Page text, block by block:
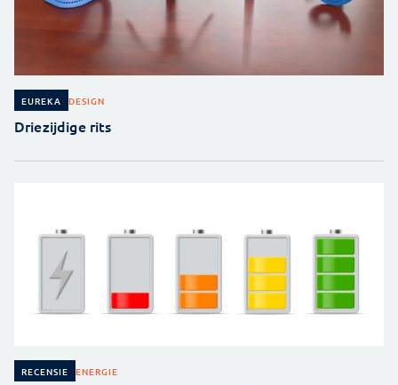
EUREKA DESIGN
Driezijdige rits
RECENSIE ENERGIE